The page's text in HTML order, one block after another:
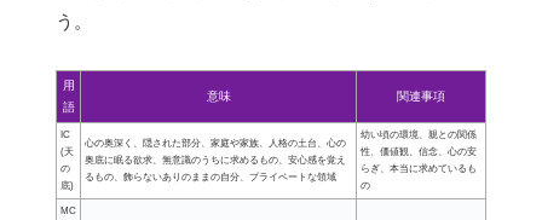
う。
用
語
意味 関連事項
IC
(天
の
底)
心の奥深く、隠された部分、家庭や家族、人格の土台、心の
奥底に眠る欲求、無意識のうちに求めるもの、安心感を覚え
るもの、飾らないありのままの自分、プライベートな領域
幼い頃の環境、親との関係
性、価値観、信念、心の安
らぎ、本当に求めているも
の
MC